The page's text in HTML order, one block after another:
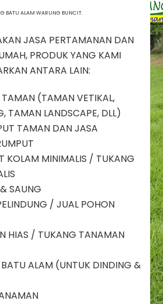
BATU ALAM WARUNG BUNCIT.
JASA PERTAMANAN DAN
PRODUK YANG KAMI
ANTARA LAIN:
(TAMAN VETIKAL,
TAMAN LANDSCAPE, DLL)
TAMAN DAN JASA
KOLAM MINIMALIS / TUKANG
SAUNG
/ JUAL POHON
HIAS / TUKANG TANAMAN
ALAM (UNTUK DINDING &